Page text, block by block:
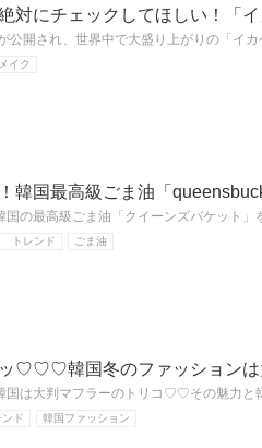
対にチェックしてほしい！「
公開され、世界中で大盛り上がりの「イ
イク
韓国最高級ごま油「
国の最高級ごま油「クイーンズバケット
トレンド ごま油
♡♡♡韓国冬のファッションは
は大判マフラーのトリコ♡♡その魅力と
ド 韓国ファッション